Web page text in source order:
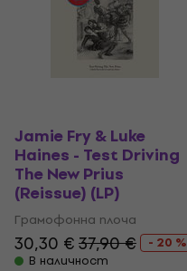
Jamie Fry & Luke
Haines - Test Driving
The New Prius
(Reissue) (LP)
Грамофонна плоча
30,30 €37,90 €
- 20 %
В наличност